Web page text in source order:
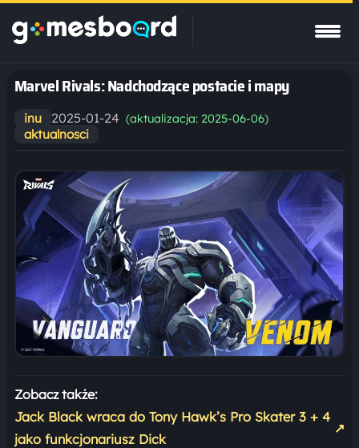
Marvel Rivals: Nadchodzące postacie i mapy
inu 2025-01-24 (aktualizacja: 2025-06-06)
aktualnosci
Zobacz także:
Jack Black wraca do Tony Hawk’s Pro Skater 3 + 4
jako funkcjonariusz Dick
↗